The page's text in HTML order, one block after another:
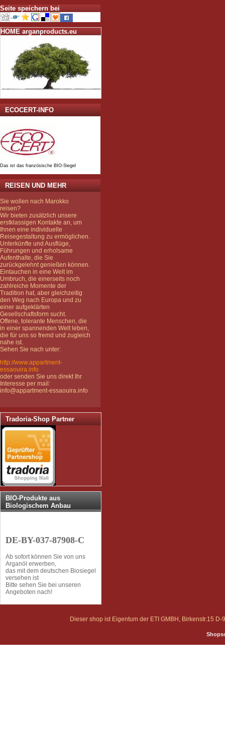
Seite speichern bei
HOME arganproducts.eu
ECOCERT-INFO
Das ist das französische BIO-Siegel
REISEN UND MEHR
Sie wollen nach Marokko
reisen?
Wir bieten zusätzlich unsere
erstklassigen Kontakte an, um
Ihnen eine individuelle
Reisegestaltung zu ermöglichen.
Unterkünfte und Ausflüge,
Führungen und erholsame
Aufenthalte, die Sie
zurückgelehnt genießen können.
Eintauchen in eine Welt im
Umbruch, die einerseits noch
zahlreiche Momente der
Tradition hat, aber gleichzeitig
den Weg nach Europa und zu
einer aufgeklärten
Gesellschaftsform sucht.
Offene, tolerante Menschen, die
in einer spannenden Welt leben,
die für uns so fremd und zugleich
nahe ist.
Sehen Sie nach unter:
http://www.appartment-
essaouira.info
oder senden Sie uns direkt Ihr
Interesse per mail:
info@appartment-essaouira.info
Tradoria-Shop Partner
BIO-Produkte aus
Biologischem Anbau
DE-BY-037-87908-C
Ab sofort können Sie von uns
Arganöl erwerben,
das mit dem deutschen Biosiegel
versehen ist
Bitte sehen Sie bei unseren
Angeboten nach!
Dieser shop ist Eigentum der ETI GMBH, Birkenstr.15